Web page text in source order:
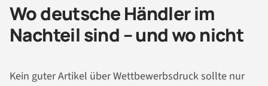
Wo deutsche Händler im
Nachteil sind – und wo nicht
Kein guter Artikel über Wettbewerbsdruck sollte nur